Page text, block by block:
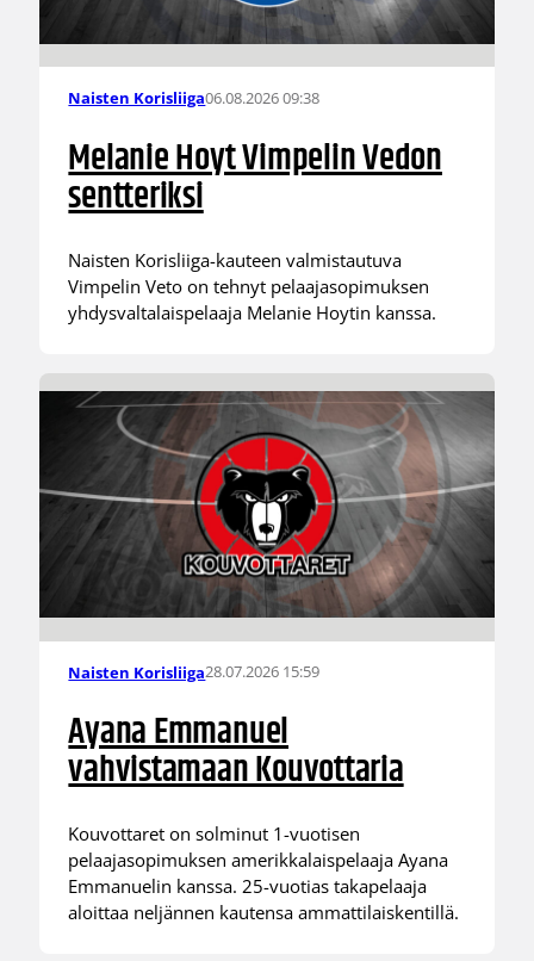
Naisten Korisliiga06.08.2026 09:38
Melanie Hoyt Vimpelin Vedon
sentteriksi
Naisten Korisliiga-kauteen valmistautuva
Vimpelin Veto on tehnyt pelaajasopimuksen
yhdysvaltalaispelaaja Melanie Hoytin kanssa.
Naisten Korisliiga28.07.2026 15:59
Ayana Emmanuel
vahvistamaan Kouvottaria
Kouvottaret on solminut 1-vuotisen
pelaajasopimuksen amerikkalaispelaaja Ayana
Emmanuelin kanssa. 25-vuotias takapelaaja
aloittaa neljännen kautensa ammattilaiskentillä.